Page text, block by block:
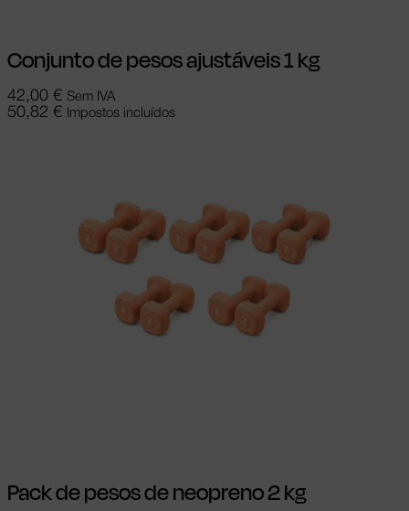
Conjunto de pesos ajustáveis 1 kg
42,00 € Sem IVA
50,82 € Impostos incluídos
Pack de pesos de neopreno 2 kg